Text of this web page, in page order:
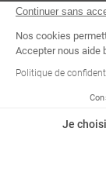
Continuer sans
Nos cookies
Accepter nous aide
Politique de
Je